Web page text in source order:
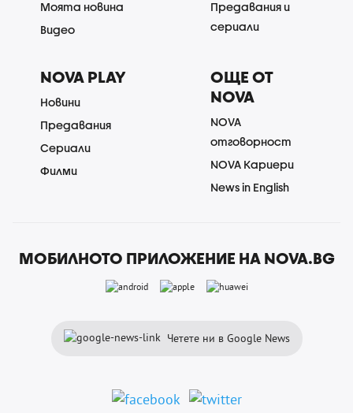
Моята новина
Видео
Предавания и
сериали
NOVA PLAY
Новини
Предавания
Сериали
Филми
ОЩЕ ОТ
NOVA
NOVA
отговорност
NOVA Кариери
News in English
МОБИЛНОТО ПРИЛОЖЕНИЕ НА NOVA.BG
Четете ни в Google News